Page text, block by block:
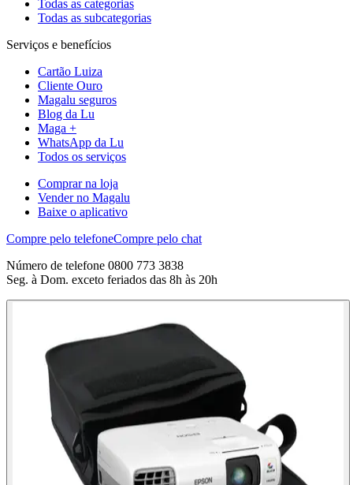
Todas as categorias
Todas as subcategorias
Serviços e benefícios
Cartão Luiza
Cliente Ouro
Magalu seguros
Blog da Lu
Maga +
WhatsApp da Lu
Todos os serviços
Comprar na loja
Vender no Magalu
Baixe o aplicativo
Compre pelo telefoneCompre pelo chat
Número de telefone 0800 773 3838
Seg. à Dom. exceto feriados das 8h às 20h